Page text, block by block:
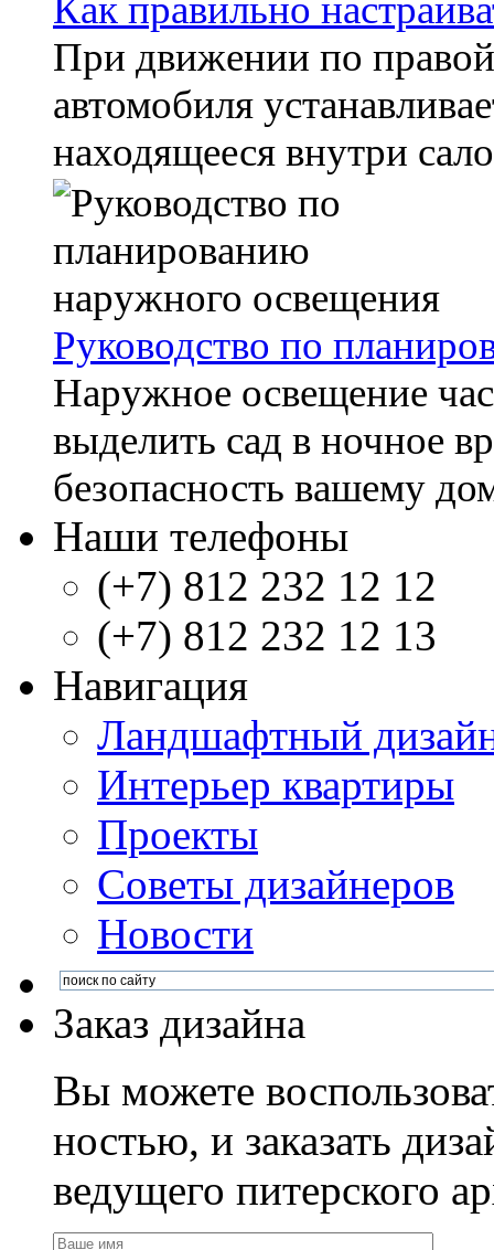
Как правильно
При движении по
автомобиля
находящееся внутри
Руководство по
Наружное освещение
выделить сад в ночное
безопасность вашему
Наши телефоны
(+7) 812 232 12 12
(+7) 812 232 12 13
Навигация
Ландшафтный
Интерьер квартиры
Проекты
Советы дизайнеров
Новости
Заказ дизайна
Вы можете
ностью, и заказать
ведущего питерского